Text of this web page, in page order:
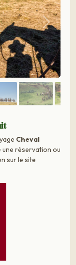
Suivant
Cheval
une réservation ou
sur le site